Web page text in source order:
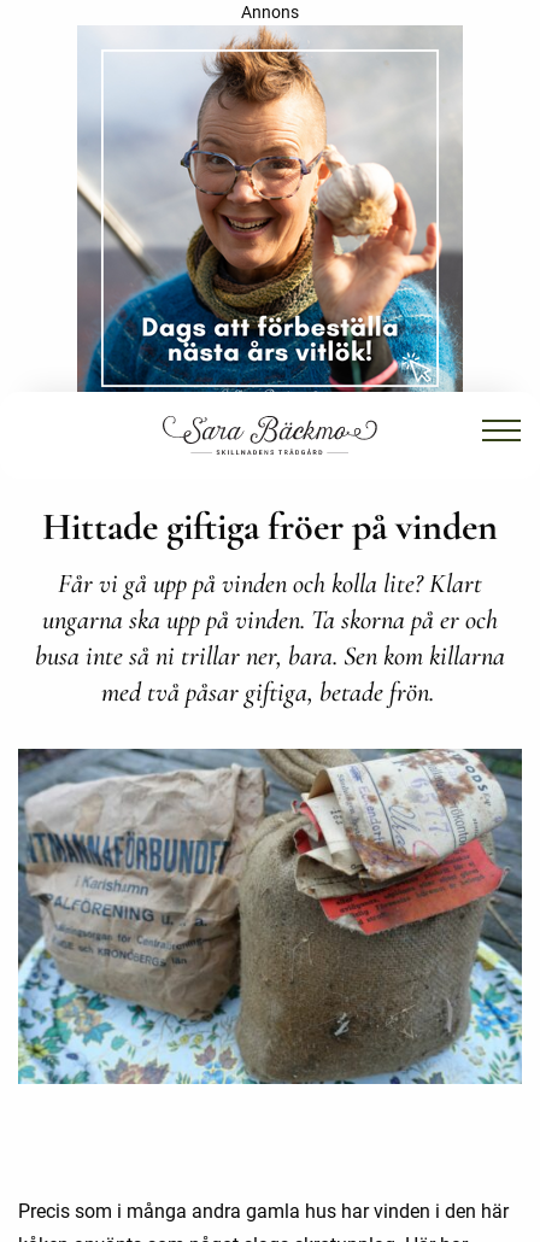
Annons
Hittade giftiga fröer på vinden
Får vi gå upp på vinden och kolla lite? Klart
ungarna ska upp på vinden. Ta skorna på er och
busa inte så ni trillar ner, bara. Sen kom killarna
med två påsar giftiga, betade frön.
Precis som i många andra gamla hus har vinden i den här